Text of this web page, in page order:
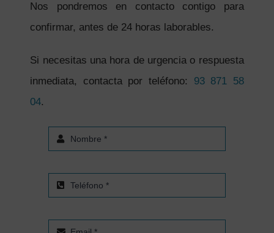
Nos pondremos en contacto contigo para
confirmar, antes de 24 horas laborables.
Si necesitas una hora de urgencia o respuesta
inmediata, contacta por teléfono: 93 871 58
04.